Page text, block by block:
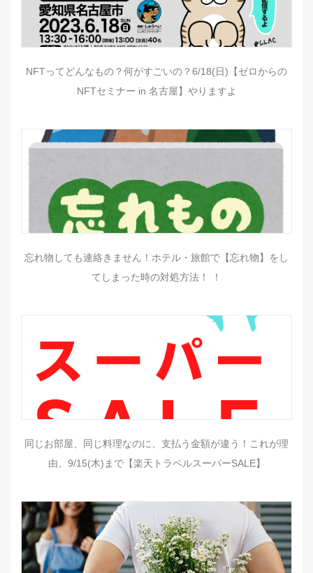
NFTってどんなもの？何がすごいの？6/18(日)【ゼロからの
NFTセミナー in 名古屋】やりますよ
忘れ物しても連絡きません！ホテル・旅館で【忘れ物】をし
てしまった時の対処方法！ ！
同じお部屋、同じ料理なのに、支払う金額が違う！これが理
由。9/15(木)まで【楽天トラベルスーパーSALE】